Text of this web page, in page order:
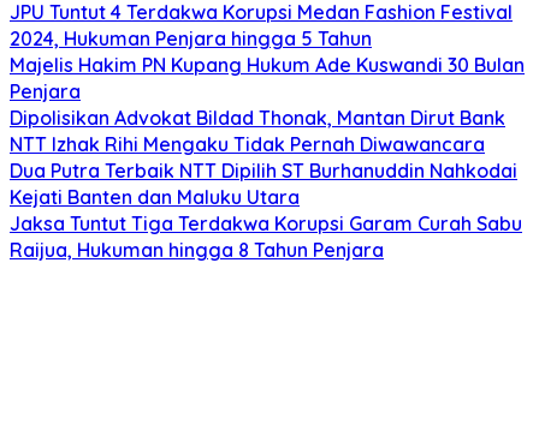
JPU Tuntut 4 Terdakwa Korupsi Medan Fashion Festival
2024, Hukuman Penjara hingga 5 Tahun
Majelis Hakim PN Kupang Hukum Ade Kuswandi 30 Bulan
Penjara
Dipolisikan Advokat Bildad Thonak, Mantan Dirut Bank
NTT Izhak Rihi Mengaku Tidak Pernah Diwawancara
Dua Putra Terbaik NTT Dipilih ST Burhanuddin Nahkodai
Kejati Banten dan Maluku Utara
Jaksa Tuntut Tiga Terdakwa Korupsi Garam Curah Sabu
Raijua, Hukuman hingga 8 Tahun Penjara